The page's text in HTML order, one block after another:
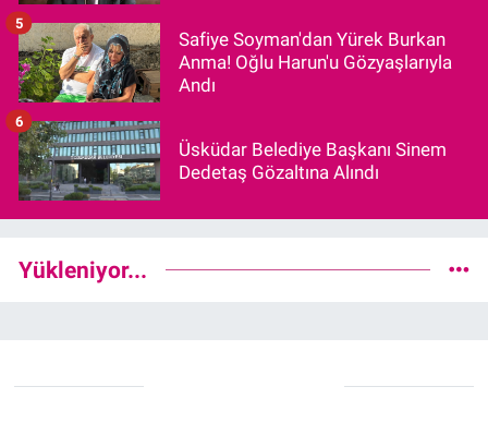
Safiye Soyman'dan Yürek Burkan
Anma! Oğlu Harun'u Gözyaşlarıyla
Andı
5
Üsküdar Belediye Başkanı Sinem
Dedetaş Gözaltına Alındı
6
Yükleniyor...